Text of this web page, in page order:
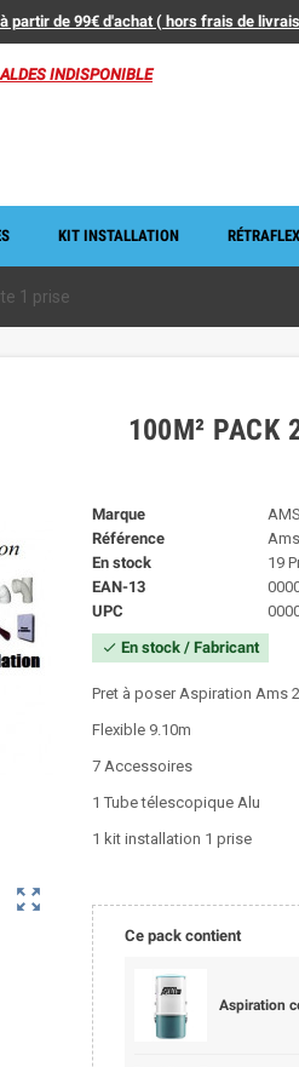
partir de 99€ d'achat ( hors frais de
INDISPONIBLE
KIT INSTALLATION RÉTRAFLEX
1 prise
zoom_out_map
100M² PACK
Marque
AMS
Référence
En stock
19
EAN-13
UPC
check En stock / Fabricant
Pret à poser Aspiration Ams
Flexible 9.10m
7 Accessoires
1 Tube télescopique Alu
1 kit installation 1 prise
Ce pack contient
Aspiration